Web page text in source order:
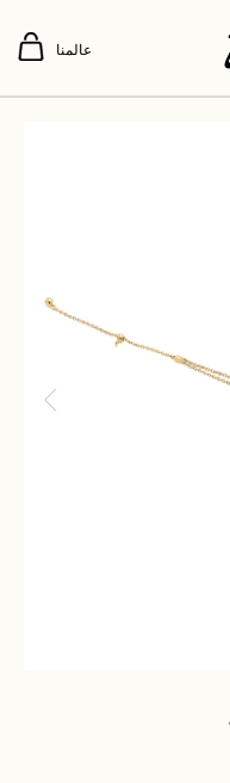
عالمنا